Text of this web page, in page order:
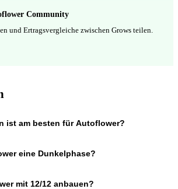
Community
und Ertragsvergleiche zwischen Grows teilen.
ist am besten für Autoflower?
eine Dunkelphase?
mit 12/12 anbauen?